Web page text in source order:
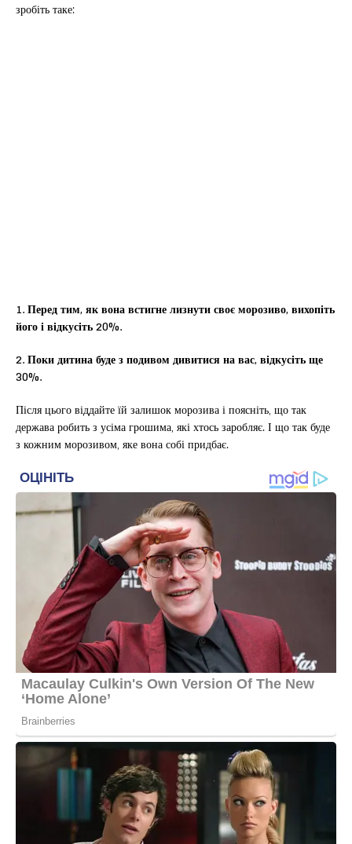
зробіть таке:
1. Перед тим, як вона встигне лизнути своє морозиво, вихопіть
його і відкусіть 20%.
2. Поки дитина буде з подивом дивитися на вас, відкусіть ще
30%.
Після цього віддайте їй залишок морозива і поясніть, що так
держава робить з усіма грошима, які хтось заробляє. І що так буде
з кожним морозивом, яке вона собі придбає.